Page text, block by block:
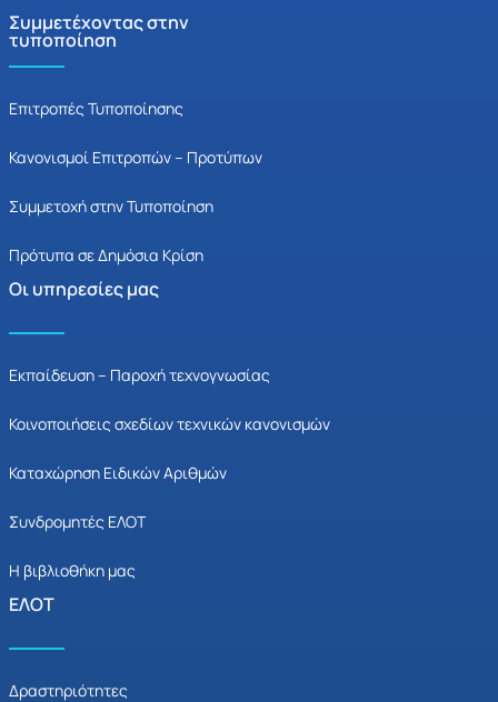
Συμμετέχοντας στην
τυποποίηση
Επιτροπές Τυποποίησης
Κανονισμοί Επιτροπών – Προτύπων
Συμμετοχή στην Τυποποίηση
Πρότυπα σε Δημόσια Κρίση
Οι υπηρεσίες μας
Εκπαίδευση – Παροχή τεχνογνωσίας
Κοινοποιήσεις σχεδίων τεχνικών κανονισμών
Καταχώρηση Ειδικών Αριθμών
Συνδρομητές ΕΛΟΤ
Η βιβλιοθήκη μας
ΕΛΟΤ
Δραστηριότητες